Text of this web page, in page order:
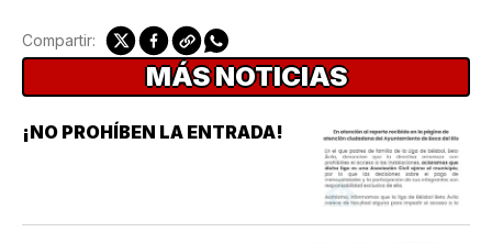
Compartir:
MÁS NOTICIAS
¡NO PROHÍBEN LA ENTRADA!